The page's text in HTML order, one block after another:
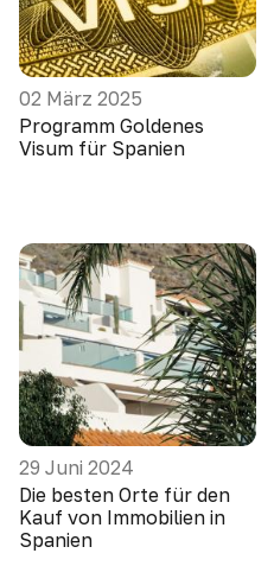
02 März 2025
Programm Goldenes
Visum für Spanien
29 Juni 2024
Die besten Orte für den
Kauf von Immobilien in
Spanien